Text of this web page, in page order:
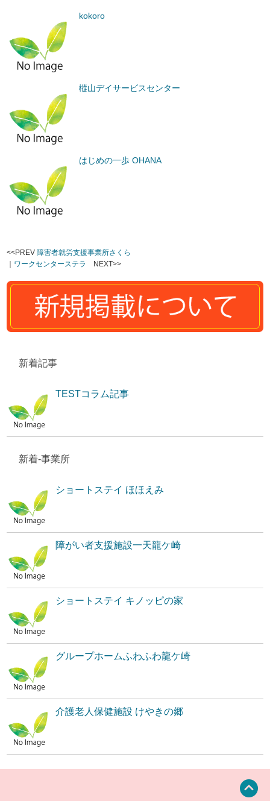
kokoro
樅山デイサービスセンター
はじめの一歩 OHANA
<<PREV障害者就労支援事業所さくら
｜ ワークセンターステラ NEXT>>
新着記事
TESTコラム記事
新着-事業所
ショートステイ ほほえみ
障がい者支援施設一天龍ケ崎
ショートステイ キノッピの家
グループホームふわふわ龍ケ崎
介護老人保健施設 けやきの郷